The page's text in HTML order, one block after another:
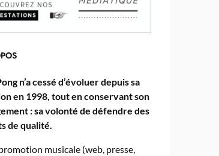
n’a cessé d’évoluer depuis sa
en 1998, tout en conservant son
: sa volonté de défendre des
de qualité.
musicale (web, presse,